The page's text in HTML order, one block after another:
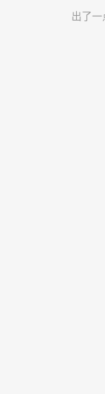
出了一